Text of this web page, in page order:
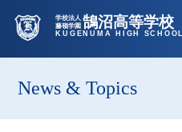
学校法人
藤嶺学園 鵠沼高等学校
KUGENUMA HIGH SCHOOL
News & Topics